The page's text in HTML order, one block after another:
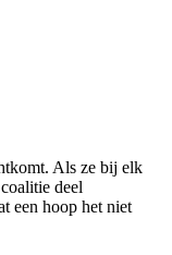
Als ze bij elk
deel
een hoop het niet